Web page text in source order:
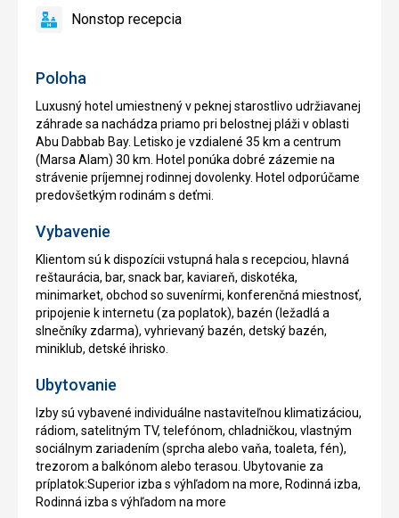
Poloha
Luxusný hotel umiestnený v peknej starostlivo udržiavanej
záhrade sa nachádza priamo pri belostnej pláži v oblasti
Abu Dabbab Bay. Letisko je vzdialené 35 km a centrum
(Marsa Alam) 30 km. Hotel ponúka dobré zázemie na
strávenie príjemnej rodinnej dovolenky. Hotel odporúčame
predovšetkým rodinám s deťmi.
Vybavenie
Klientom sú k dispozícii vstupná hala s recepciou, hlavná
reštaurácia, bar, snack bar, kaviareň, diskotéka,
minimarket, obchod so suvenírmi, konferenčná miestnosť,
pripojenie k internetu (za poplatok), bazén (ležadlá a
slnečníky zdarma), vyhrievaný bazén, detský bazén,
miniklub, detské ihrisko.
Ubytovanie
Izby sú vybavené individuálne nastaviteľnou klimatizáciou,
rádiom, satelitným TV, telefónom, chladničkou, vlastným
sociálnym zariadením (sprcha alebo vaňa, toaleta, fén),
trezorom a balkónom alebo terasou. Ubytovanie za
príplatok:Superior izba s výhľadom na more, Rodinná izba,
Rodinná izba s výhľadom na more
NonstopNonstop recepcia
áno